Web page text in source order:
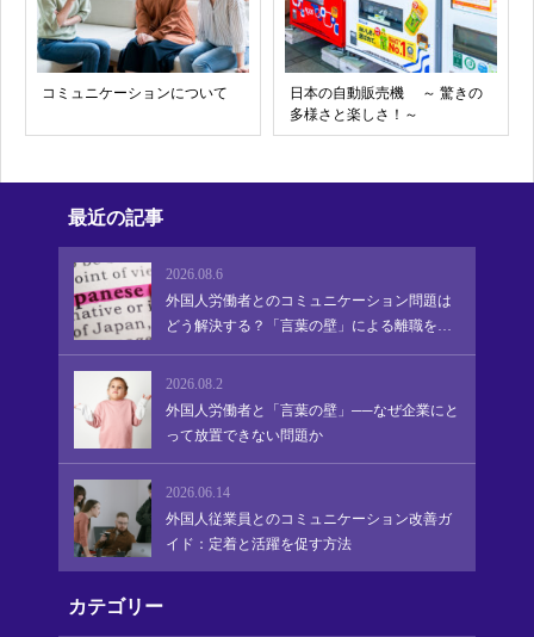
コミュニケーションについて
日本の自動販売機 ～ 驚きの
多様さと楽しさ！～
最近の記事
2026.08.6
外国人労働者とのコミュニケーション問題は
どう解決する？「言葉の壁」による離職を防
ぎ、定着・活躍を促す実践的アプローチ
2026.08.2
外国人労働者と「言葉の壁」──なぜ企業にと
って放置できない問題か
2026.06.14
外国人従業員とのコミュニケーション改善ガ
イド：定着と活躍を促す方法
カテゴリー